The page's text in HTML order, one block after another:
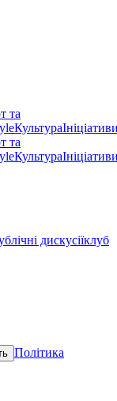
та
Культура
та
Культура
дискусіїклуб
Політика